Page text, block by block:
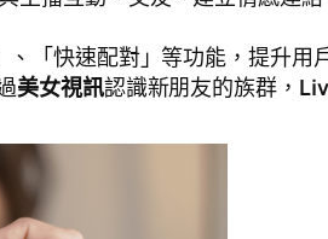
「快速配對」等功能，提升
美女視訊認識新朋友的族群，